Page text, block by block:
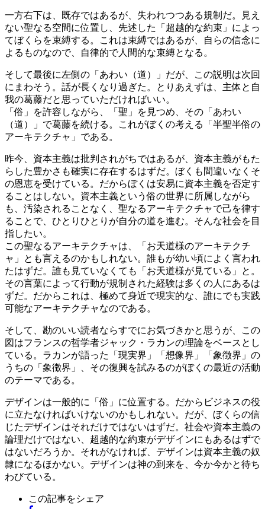
一方右下は、既存ではあるが、失われつつある規制だ。見え
ない聖なる空間に位置し、先述した「超越的な約束」によっ
てぼくらを束縛する。これは束縛ではあるが、自らの信念に
よるものなので、自律的で人間的な束縛となる。
そして最後に左側の「あわい（道）」だが、この説明は次回
にまわそう。話が長くなり過ぎた。とりあえずは、主体と自
我の葛藤だと思っていただければいい。
「俗」を許容しながら、「聖」を見つめ、その「あわい
（道）」で葛藤を続ける。これがぼくの考える「半聖半俗の
アーキテクチャ」である。
昨今、資本主義は批判されがちではあるが、資本主義がもた
らした豊かさも確実に存在するはずだ。ぼくも間違いなくそ
の恩恵を受けている。だからぼくは安易に資本主義を否定す
ることはしない。資本主義という俗の世界に所属しながら
も、汚染されることなく、聖なるアーキテクチャで己を律す
ることで、ひとりひとりが自分の道を進む。そんな社会を目
指したい。
この聖なるアーキテクチャは、「お天道様のアーキテクチ
ャ」とも言えるのかもしれない。誰もが幼い頃によく言われ
たはずだ。誰も見ていなくても「お天道様が見ている」と。
その言葉によって行動が規制された経験は多くの人にあるは
ずだ。だからこれは、極めて身近で現実的な、誰にでも実践
可能なアーキテクチャなのである。
そして、勘のいい読者ならすでにお気づきかと思うが、この
図はフランスの哲学者ジャック・ラカンの理論をベースとし
ている。ラカンが語った「現実界」「想像界」「象徴界」の
うちの「象徴界」、その復興を試みるのがぼくの最近の活動
のテーマである。
デザインは一般的に「俗」に位置する。だからビジネスの役
に立たなければいけないのかもしれない。だが、ぼくらの信
じたデザインはそれだけではないはずだ。社会や資本主義の
論理だけではない、超越的な約束がデザインにもあるはずで
はないだろうか。それがなければ、デザインは資本主義の奴
隷になるほかない。デザインは神の到来を、今か今かと待ち
わびている。
この記事をシェア